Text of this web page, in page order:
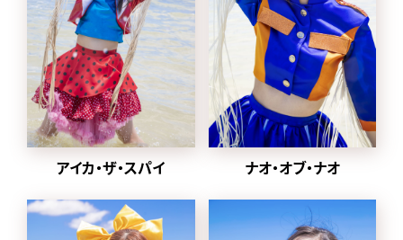
さで東京ドームに立ち話題
を集め、「第62回 輝く！日本
レコード大賞」新人賞を受
賞。
2024年1月から
2022年に同番組の企画
「MONSTER LOVE」から誕
豆柴の大群都内某所
a.k.a. MONSTERIDOLとし
アイカ・ザ・スパイ ナオ・オブ・ナオ